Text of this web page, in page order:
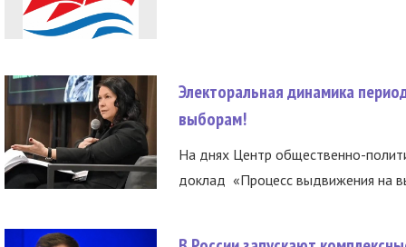
Электоральная динамика
выборам!
На днях Центр общественно-
доклад «Процесс выдвижения на